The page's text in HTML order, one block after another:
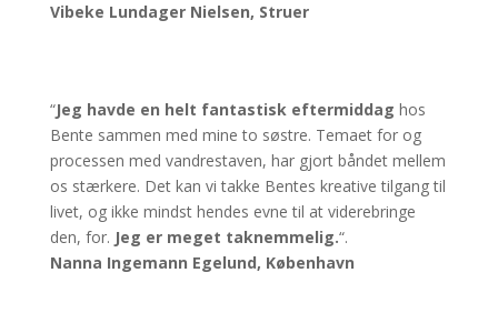
Vibeke Lundager Nielsen, Struer
“Jeg havde en helt fantastisk eftermiddag hos
Bente sammen med mine to søstre. Temaet for og
processen med vandrestaven, har gjort båndet mellem
os stærkere. Det kan vi takke Bentes kreative tilgang til
livet, og ikke mindst hendes evne til at viderebringe
den, for. Jeg er meget taknemmelig.“.
Nanna Ingemann Egelund, København